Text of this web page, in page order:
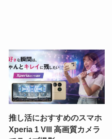
推し活におすすめのスマホ
Xperia 1 VIII 高画質カメラ